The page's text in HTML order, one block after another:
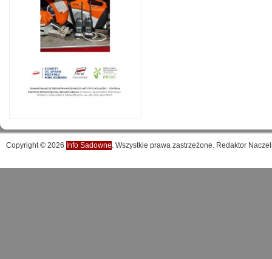
Copyright © 2026 Info Sadowne. Wszystkie prawa zastrzeżone. Redaktor